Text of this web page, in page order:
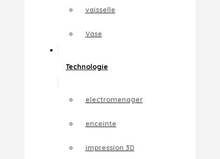
vaisselle
Vase
Technologie
electromenager
enceinte
impression 3D